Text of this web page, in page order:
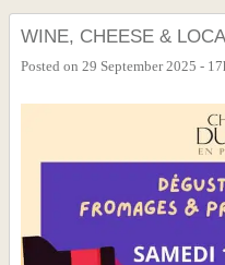
WINE, CHEESE &
Posted on 29 September 2025 -